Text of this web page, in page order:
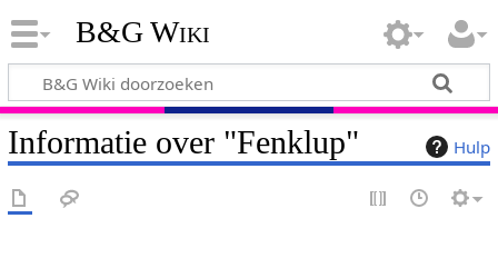
B&G Wiki
Hulp
Informatie over "Fenklup"